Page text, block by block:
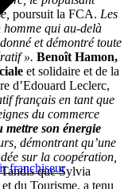
franchiseur
poursuit la FCA. Les
qui au-delà
et démontré toute
». Benoît Hamon,
et solidaire et de la
d’Edouard Leclerc,
français en tant que
du commerce
mettre son énergie
démontrant qu’une
sur la coopération,
Tandis que Sylvia
du Tourisme, a tenu